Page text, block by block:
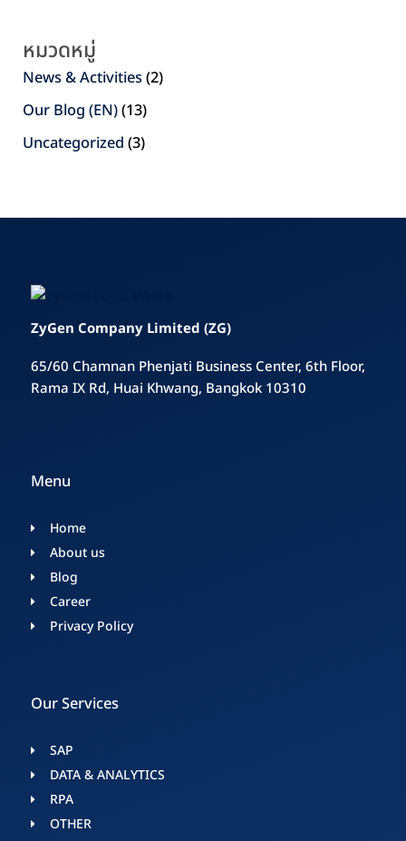
หมวดหมู่
News & Activities(2)
Our Blog (EN)(13)
Uncategorized (3)
ZyGen Company Limited (ZG)
65/60 Chamnan Phenjati Business Center, 6th Floor,
Rama IX Rd, Huai Khwang, Bangkok 10310
Menu
Home
About us
Blog
Career
Privacy Policy
Our Services
SAP
DATA & ANALYTICS​
RPA
OTHER